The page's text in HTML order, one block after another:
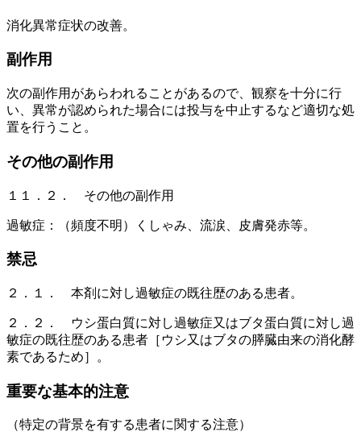
消化異常症状の改善。
副作用
次の副作用があらわれることがあるので、観察を十分に行
い、異常が認められた場合には投与を中止するなど適切な処
置を行うこと。
その他の副作用
１１．２． その他の副作用
過敏症：（頻度不明）くしゃみ、流涙、皮膚発赤等。
禁忌
２．１． 本剤に対し過敏症の既往歴のある患者。
２．２． ウシ蛋白質に対し過敏症又はブタ蛋白質に対し過
敏症の既往歴のある患者［ウシ又はブタの膵臓由来の消化酵
素であるため］。
重要な基本的注意
（特定の背景を有する患者に関する注意）